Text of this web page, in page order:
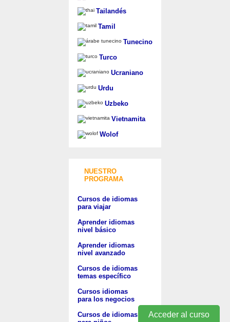
Acceder al curso
Tailandés
Tamil
Tunecino
Turco
Ucraniano
Urdu
Uzbeko
Vietnamita
Wolof
NUESTRO
PROGRAMA
Cursos de idiomas
para viajar
Aprender idiomas
nivel básico
Aprender idiomas
nivel avanzado
Cursos de idiomas
temas específico
Cursos idiomas
para los negocios
Cursos de idiomas